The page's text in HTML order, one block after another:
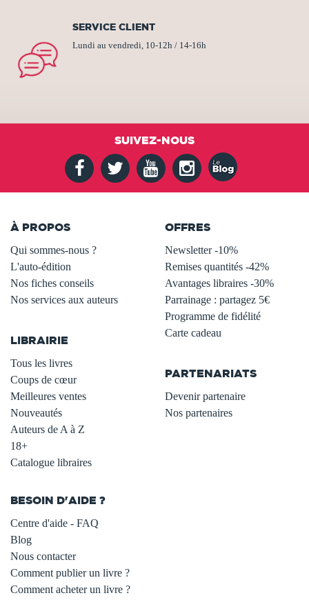
SERVICE CLIENT
Lundi au vendredi, 10-12h / 14-16h
SUIVEZ-NOUS
À PROPOS
Qui sommes-nous ?
L'auto-édition
Nos fiches conseils
Nos services aux auteurs
LIBRAIRIE
Tous les livres
Coups de cœur
Meilleures ventes
Nouveautés
Auteurs de A à Z
18+
Catalogue libraires
OFFRES
Newsletter -10%
Remises quantités -42%
Avantages libraires -30%
Parrainage : partagez 5€
Programme de fidélité
Carte cadeau
PARTENARIATS
Devenir partenaire
Nos partenaires
BESOIN D'AIDE ?
Centre d'aide - FAQ
Blog
Nous contacter
Comment publier un livre ?
Comment acheter un livre ?